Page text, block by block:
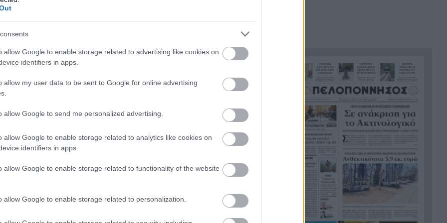
allow Google to enable storage related to advertising like cookies on
identifiers in apps.
allow my user data to be sent to Google for online advertising
allow Google to send me personalized advertising.
allow Google to enable storage related to analytics like cookies on
identifiers in apps.
allow Google to enable storage related to functionality of the website
allow Google to enable storage related to personalization.
ΕΥΡΩΠΗ
Μέσης Ανατολής
παρουσιάσουν προφορικά τις
εργασίες τους
20:36 Το τελευταίο «αντίο» στην
τελετή αποτέφρωσης του
συντονιστή που σκοτώθηκε
μετά τη σύγκρουση
ελικοπτέρων στην Ψάθα,
ΦΩΤΟ
Στιγμές αγωνίας και θρίλερ
στο Αίγιο: Οδηγός λεωφορείου
έχασε τις αισθήσεις του και τη
ζωή του! ΦΩΤΟ